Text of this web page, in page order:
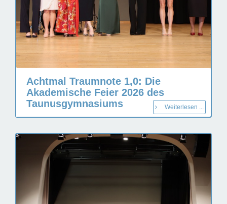
Achtmal Traumnote 1,0: Die
Akademische Feier 2026 des
Taunusgymnasiums
Weiterlesen ...